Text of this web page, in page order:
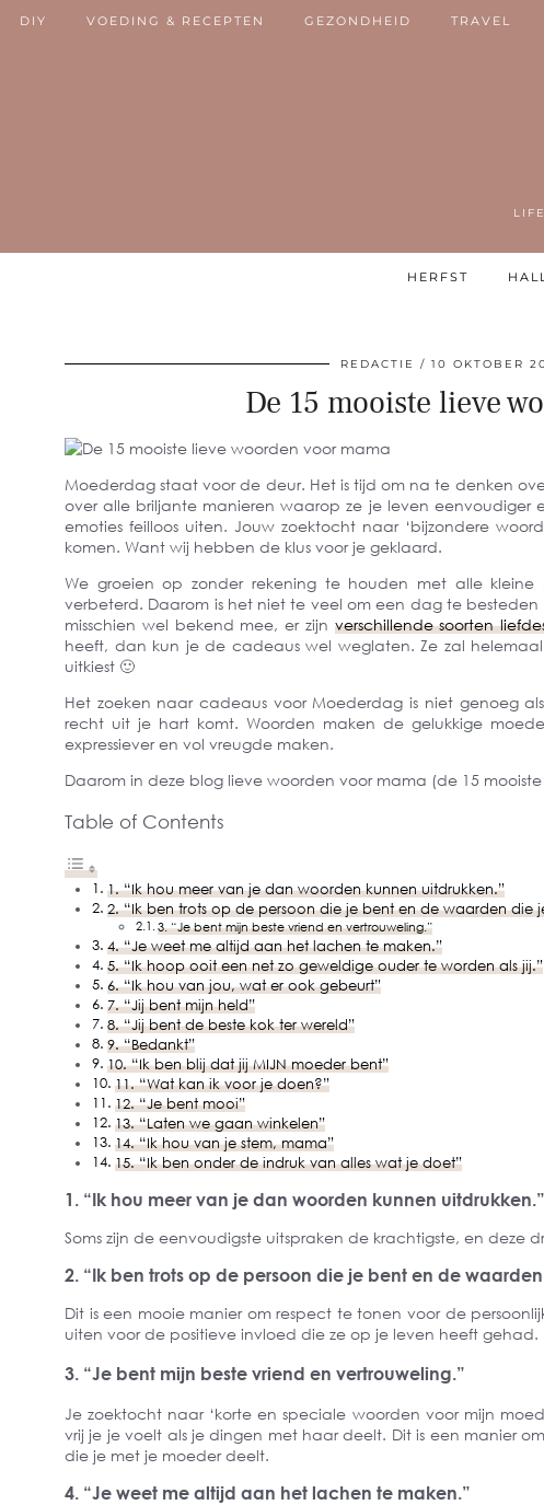
DIY VOEDING & RECEPTEN GEZONDHEID TRAVEL
HERFST
REDACTIE 10 OKTOBER
De 15 mooiste lieve
Moederdag staat voor de deur. Het is tijd om na te denken
over alle briljante manieren waarop ze je leven eenvoudiger
emoties feilloos uiten. Jouw zoektocht naar ‘bijzondere
komen. Want wij hebben de klus voor je geklaard.
We groeien op zonder rekening te houden met alle
verbeterd. Daarom is het niet te veel om een dag te
misschien wel bekend mee, er zijn verschillende soorten
heeft, dan kun je de cadeaus wel weglaten. Ze zal
uitkiest 🙂
Het zoeken naar cadeaus voor Moederdag is niet genoeg
recht uit je hart komt. Woorden maken de gelukkige
expressiever en vol vreugde maken.
Daarom in deze blog lieve woorden voor mama (de 15
Table of Contents
1. “Ik hou meer van je dan woorden kunnen uitdrukken.”
2. “Ik ben trots op de persoon die je bent en de waarden die
3. “Je bent mijn beste vriend en vertrouweling.”
4. “Je weet me altijd aan het lachen te maken.”
5. “Ik hoop ooit een net zo geweldige ouder te worden als jij.”
6. “Ik hou van jou, wat er ook gebeurt”
7. “Jij bent mijn held”
8. “Jij bent de beste kok ter wereld”
9. “Bedankt”
10. “Ik ben blij dat jij MIJN moeder bent”
11. “Wat kan ik voor je doen?”
12. “Je bent mooi”
13. “Laten we gaan winkelen”
14. “Ik hou van je stem, mama”
15. “Ik ben onder de indruk van alles wat je doet”
1. “Ik hou meer van je dan woorden kunnen uitdrukken.”
Soms zijn de eenvoudigste uitspraken de krachtigste, en
2. “Ik ben trots op de persoon die je bent en de
Dit is een mooie manier om respect te tonen voor de
uiten voor de positieve invloed die ze op je leven heeft gehad.
3. “Je bent mijn beste vriend en vertrouweling.”
Je zoektocht naar ‘korte en speciale woorden voor mijn
vrij je je voelt als je dingen met haar deelt. Dit is een manier
die je met je moeder deelt.
4. “Je weet me altijd aan het lachen te maken.”